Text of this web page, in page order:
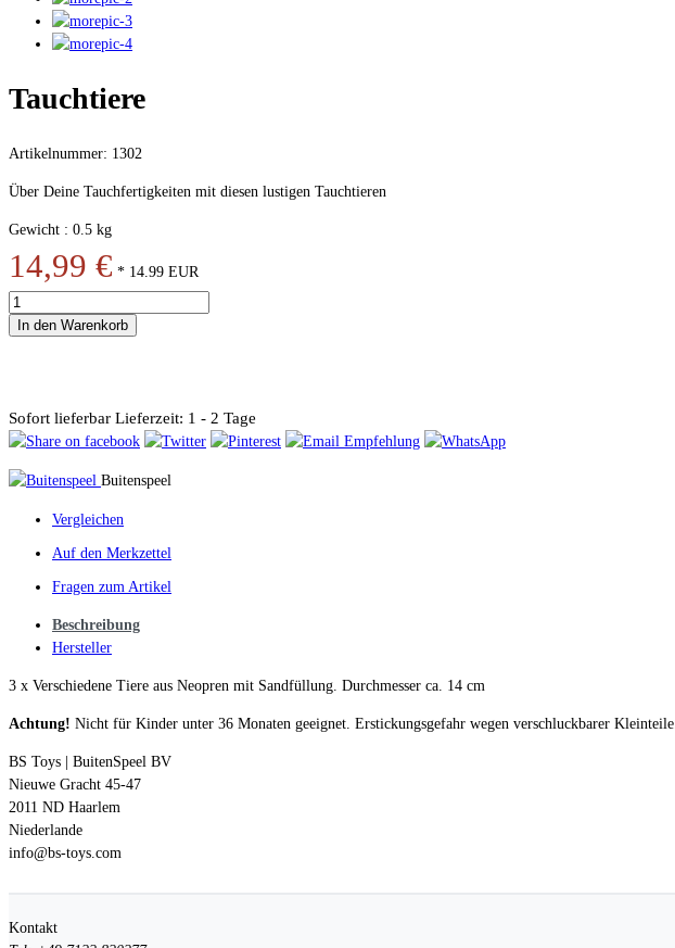
Tauchtiere
Artikelnummer: 1302
Über Deine Tauchfertigkeiten mit diesen lustigen Tauchtieren
Gewicht : 0.5 kg
14,99 € * 14.99 EUR
In den Warenkorb
Sofort lieferbar Lieferzeit: 1 - 2 Tage
Buitenspeel
Vergleichen
Auf den Merkzettel
Fragen zum Artikel
Beschreibung
Hersteller
3 x Verschiedene Tiere aus Neopren mit Sandfüllung. Durchmesser ca. 14 cm
Achtung! Nicht für Kinder unter 36 Monaten geeignet. Erstickungsgefahr wegen verschluckbarer Kleinteile.
BS Toys | BuitenSpeel BV
Nieuwe Gracht 45-47
2011 ND Haarlem
Niederlande
info@bs-toys.com
Kontakt